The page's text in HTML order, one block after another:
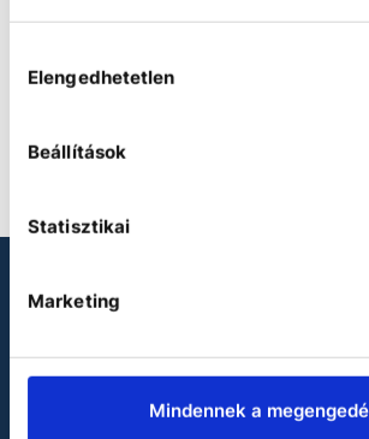
kiválasztása
Elengedhetetlen
Beállítások
Statisztikai
Marketing
Mindennek a
rollers
LOOKING FOR
Heidolph